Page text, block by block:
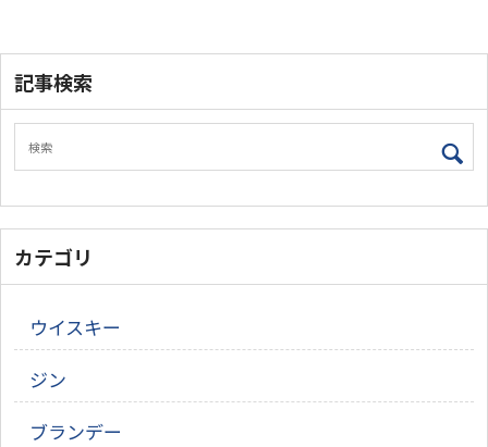
記事検索
カテゴリ
ウイスキー
ジン
ブランデー